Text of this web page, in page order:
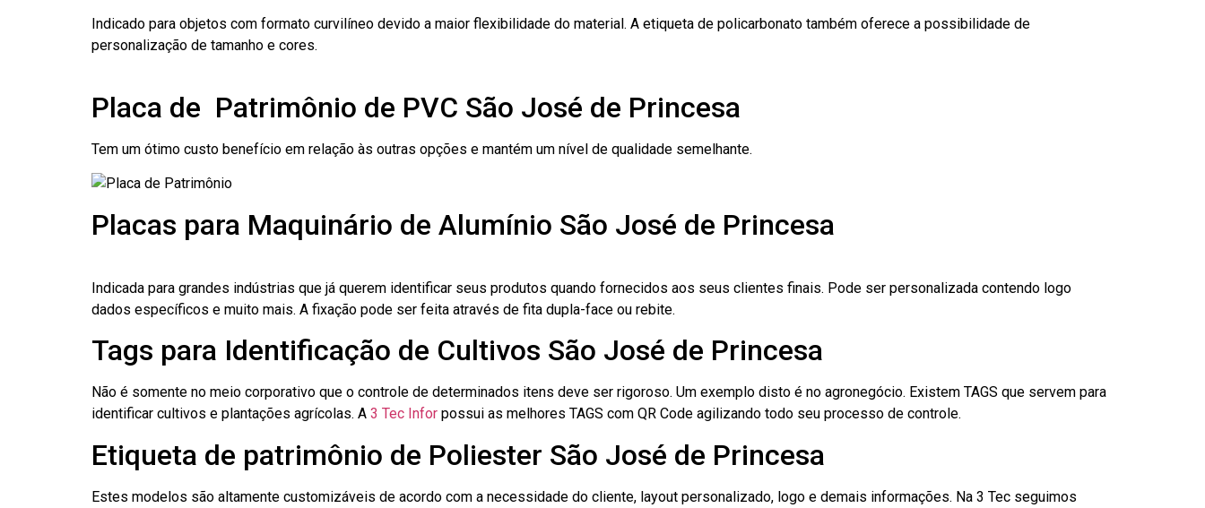
Indicado para objetos com formato curvilíneo devido a maior flexibilidade do material. A etiqueta de policarbonato também oferece a possibilidade de
personalização de tamanho e cores.
Placa de Patrimônio de PVC São José de Princesa
Tem um ótimo custo benefício em relação às outras opções e mantém um nível de qualidade semelhante.
Placas para Maquinário de Alumínio São José de Princesa
Indicada para grandes indústrias que já querem identificar seus produtos quando fornecidos aos seus clientes finais. Pode ser personalizada contendo logo
dados específicos e muito mais. A fixação pode ser feita através de fita dupla-face ou rebite.
Tags para Identificação de Cultivos São José de Princesa
Não é somente no meio corporativo que o controle de determinados itens deve ser rigoroso. Um exemplo disto é no agronegócio. Existem TAGS que servem para
identificar cultivos e plantações agrícolas. A 3 Tec Infor possui as melhores TAGS com QR Code agilizando todo seu processo de controle.
Etiqueta de patrimônio de Poliester São José de Princesa
Estes modelos são altamente customizáveis de acordo com a necessidade do cliente, layout personalizado, logo e demais informações. Na 3 Tec seguimos